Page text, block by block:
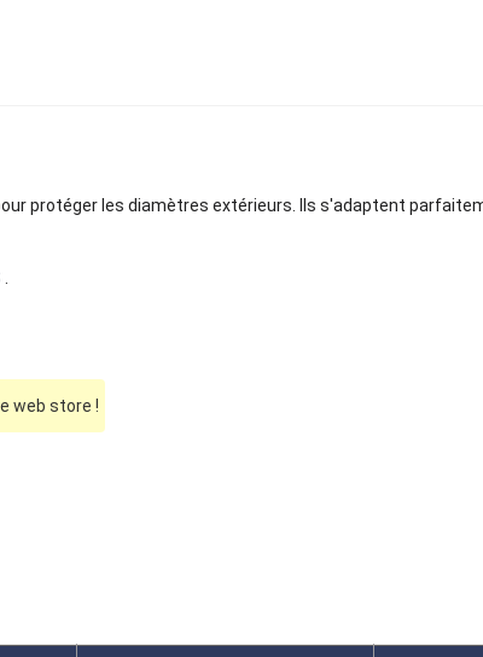
protéger les diamètres extérieurs. Ils s'adaptent
web store !